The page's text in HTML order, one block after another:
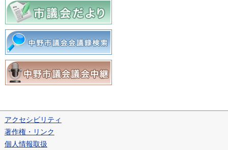
アクセシビリティ
著作権・リンク
個人情報取扱